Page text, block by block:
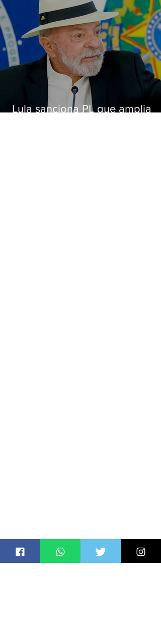
Lula sanciona PL que amplia